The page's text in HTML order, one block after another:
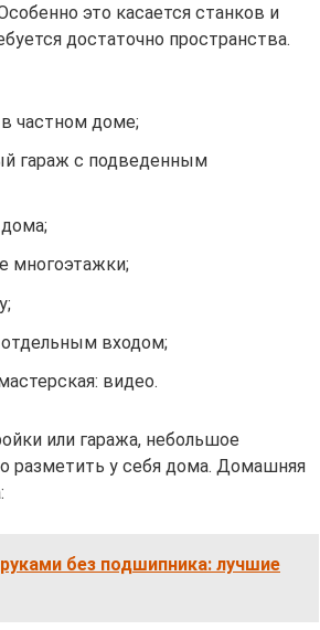
это касается станков и
достаточно пространства.
в частном доме;
гараж с подведенным
многоэтажки;
отдельным входом;
видео.
или гаража, небольшое
разметить у себя дома. Домашняя
без подшипника: лучшие